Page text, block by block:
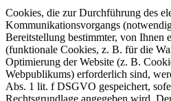
Cookies, die zur Durchführung des
Kommunikationsvorgangs
Bereitstellung bestimmter, von Ihnen
(funktionale Cookies, z. B. für die
Optimierung der Website (z. B.
Webpublikums) erforderlich sind,
Abs. 1 lit. f DSGVO gespeichert,
Rechtsgrundlage angegeben wird.